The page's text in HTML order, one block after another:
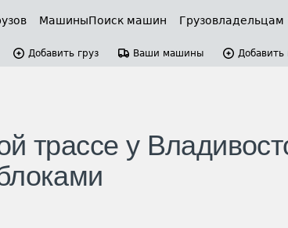
МашиныПоиск машин Грузовладельцам
Добавить груз Ваши машины
трассе у